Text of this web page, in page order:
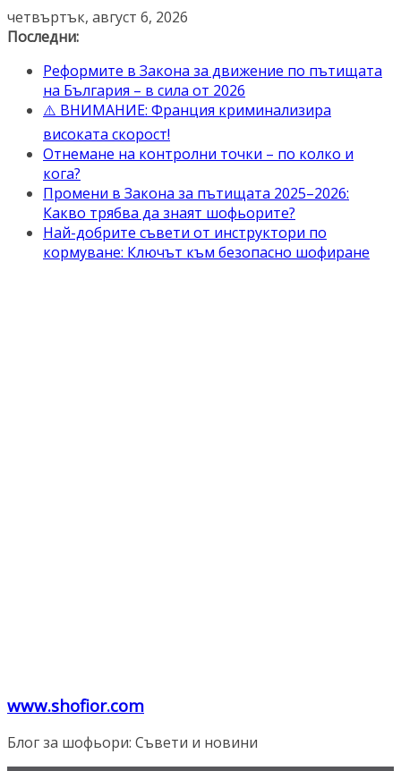
Skip
to
четвъртък, август 6, 2026
Последни:
Реформите в Закона за движение по пътищата
на България – в сила от 2026
⚠️ ВНИМАНИЕ: Франция криминализира
високата скорост!
Отнемане на контролни точки – по колко и
кога?
Промени в Закона за пътищата 2025–2026:
Какво трябва да знаят шофьорите?
Най-добрите съвети от инструктори по
кормуване: Ключът към безопасно шофиране
www.shofior.com
Блог за шофьори: Съвети и новини